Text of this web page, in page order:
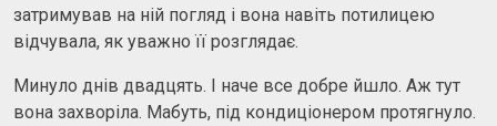
затримував на ній погляд і вона навіть потилицею
відчувала, як уважно її розглядає.
Минуло днів двадцять. І наче все добре йшло. Аж тут
вона захворіла. Мабуть, під кондиціонером протягнуло.